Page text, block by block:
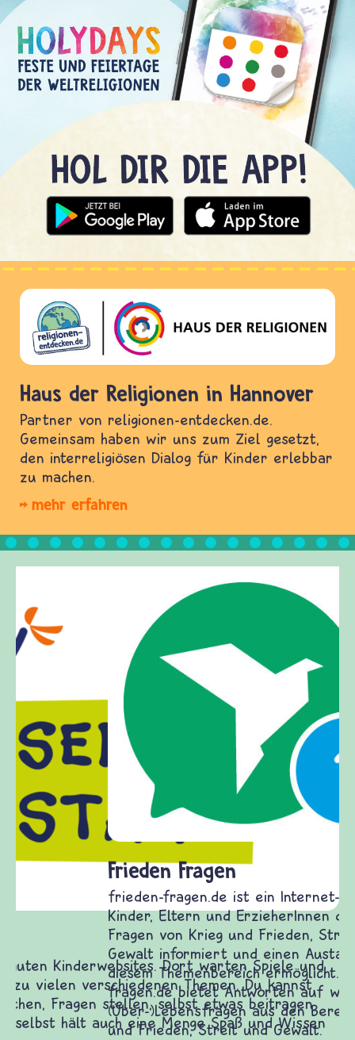
Haus der Religionen in Hannover
Partner von religionen-entdecken.de.
Gemeinsam haben wir uns zum Ziel gesetzt,
den interreligiösen Dialog für Kinder erlebbar
zu machen.
mehr erfahren
Frieden Fragen
frieden-fragen.de ist ein Internet-Angebot für
Kinder, Eltern und ErzieherInnen das zu
Fragen von Krieg und Frieden, Streit und
Gewalt informiert und einen Austausch zu
diesem Themenbereich ermöglicht. frieden-
fragen.de bietet Antworten auf wichtige
(Über-)Lebensfragen aus den Bereichen Krieg
und Frieden, Streit und Gewalt.